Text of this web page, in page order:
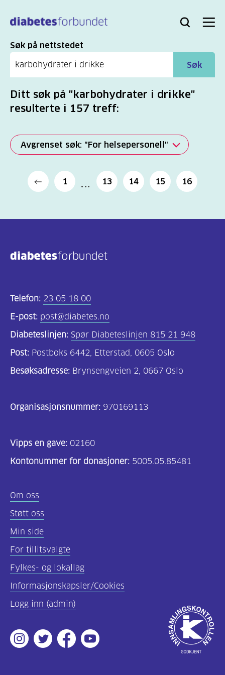
hovedinnhold
Bli
Logg
Søk Meny
Søk
Søk på nettstedet
Søk
Ditt søk på "karbohydrater i drikke"
resulterte i 157 treff:
Avgrenset søk: "For helsepersonell"
Alle
(2279)
(806)
og
Om
(197)
helsepersonell
(157)
innhold
(59)
Diabetes
type
1
(43)
Diabetes
2
1 13 14 15 16
Telefon: 23 05 18 00
E-post: post@diabetes.no
Diabeteslinjen: Spør Diabeteslinjen 815 21 948
Post: Postboks 6442, Etterstad, 0605 Oslo
Besøksadresse: Brynsengveien 2, 0667 Oslo
Organisasjonsnummer: 970169113
Vipps en gave: 02160
Kontonummer for donasjoner: 5005.05.85481
Om oss
Støtt oss
Min side
For tillitsvalgte
Fylkes- og lokallag
Informasjonskapsler/Cookies
Logg inn (admin)
Instagram
TwitterFacebookYoutube
Godkjent
av